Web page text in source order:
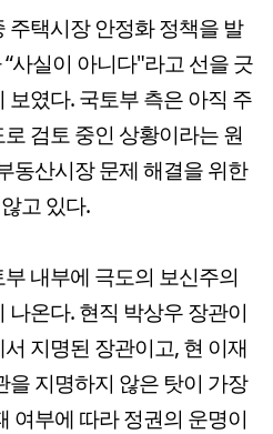
주택시장 안정화 정책을 발
사실이 아니다"라고 선을 긋
였다. 국토부 측은 아직 주
검토 중인 상황이라는 원
동산시장 문제 해결을 위한
고 있다.
내부에 극도의 보신주의
온다. 현직 박상우 장관이
지명된 장관이고, 현 이재
을 지명하지 않은 탓이 가장
여부에 따라 정권의 운명이